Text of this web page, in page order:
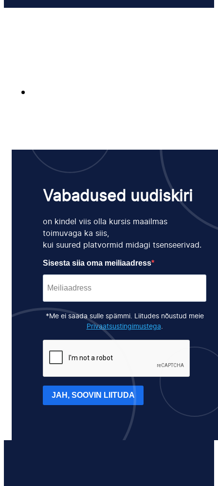
Vabadused uudiskiri
on kindel viis olla kursis maailmas
toimuvaga ka siis,
kui suured platvormid midagi tsenseerivad.
Sisesta siia oma meiliaadress
*Me ei saada sulle spämmi. Liitudes nõustud meie
Privaatsustingimustega.
JAH, SOOVIN LIITUDA